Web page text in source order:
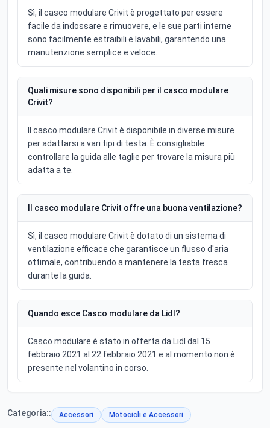
Sì, il casco modulare Crivit è progettato per essere
facile da indossare e rimuovere, e le sue parti interne
sono facilmente estraibili e lavabili, garantendo una
manutenzione semplice e veloce.
Quali misure sono disponibili per il casco modulare
Crivit?
Il casco modulare Crivit è disponibile in diverse misure
per adattarsi a vari tipi di testa. È consigliabile
controllare la guida alle taglie per trovare la misura più
adatta a te.
Il casco modulare Crivit offre una buona ventilazione?
Sì, il casco modulare Crivit è dotato di un sistema di
ventilazione efficace che garantisce un flusso d'aria
ottimale, contribuendo a mantenere la testa fresca
durante la guida.
Quando esce Casco modulare da Lidl?
Casco modulare è stato in offerta da Lidl dal 15
febbraio 2021 al 22 febbraio 2021 e al momento non è
presente nel volantino in corso.
Categoria:: Accessori Motocicli e Accessori